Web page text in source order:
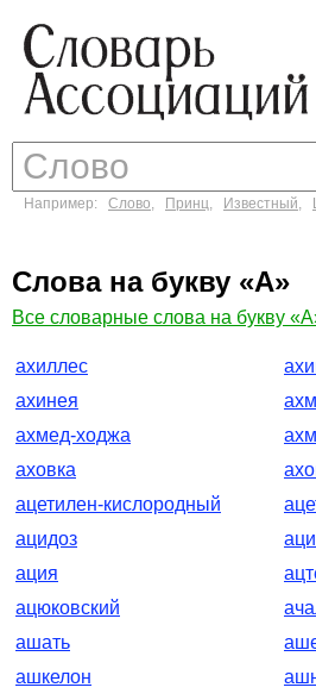
Например: Слово, Принц, Известный,
Слова на букву «А»
Все словарные слова на букву
ахиллес
ахинея
ахмед-ходжа
аховка
ацетилен-кислородный
ацидоз
ация
ацюковский
ашать
ашкелон